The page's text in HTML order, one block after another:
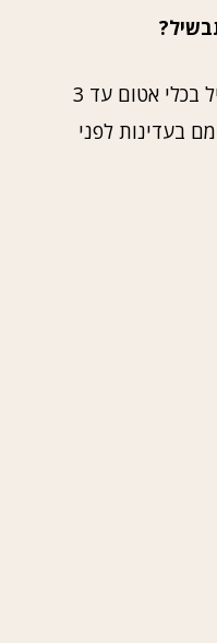
כן, אפשר להקפיא את התבשיל בכלי אטום עד 3
בעדינות לפני